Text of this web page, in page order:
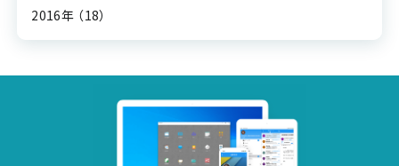
2016年 （18）